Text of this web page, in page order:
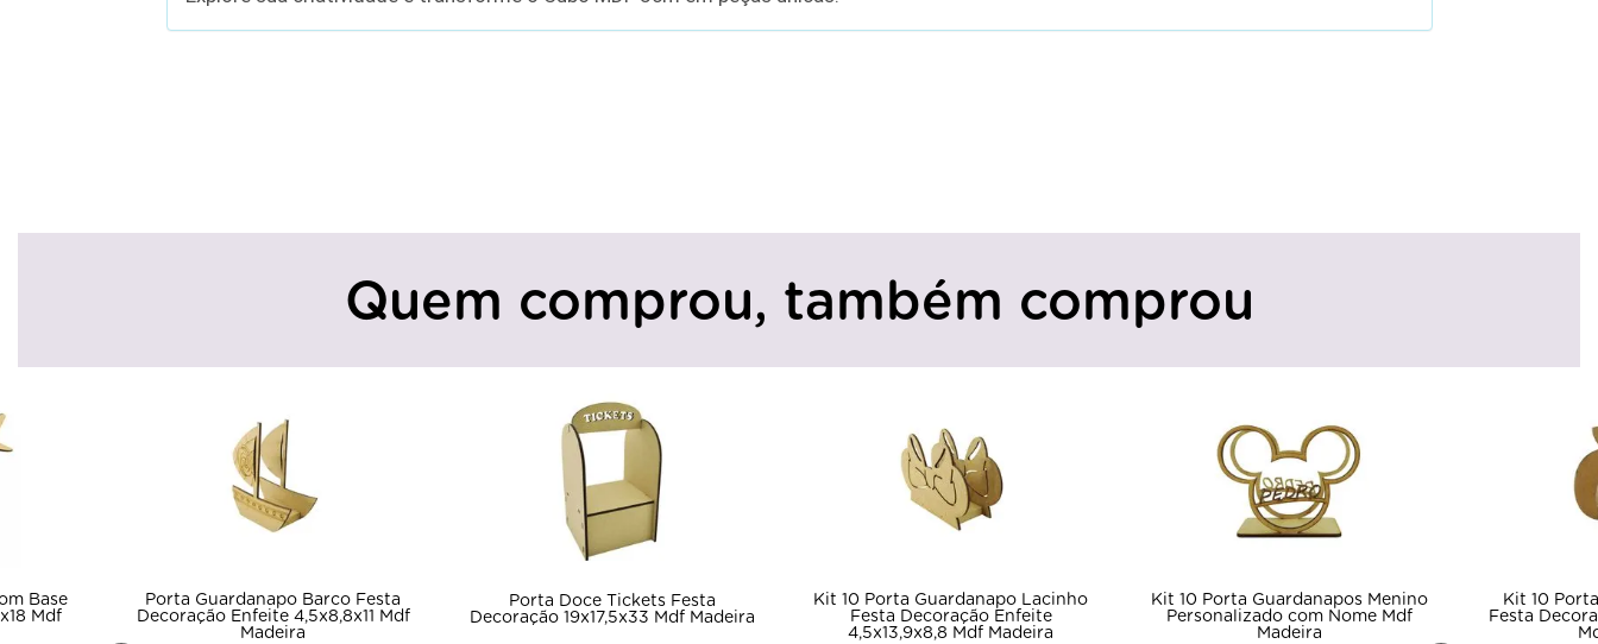
Quem comprou, também comprou
Base
Mdf
Porta Guardanapo Barco Festa
Decoração Enfeite 4,5x8,8x11 Mdf
Madeira
Porta Doce Tickets Festa
Decoração 19x17,5x33 Mdf Madeira
Kit 10 Porta Guardanapo Lacinho
Festa Decoração Enfeite
4,5x13,9x8,8 Mdf Madeira
Kit 10 Porta Guardanapos Menino
Personalizado com Nome Mdf
Madeira
Kit 10
Festa